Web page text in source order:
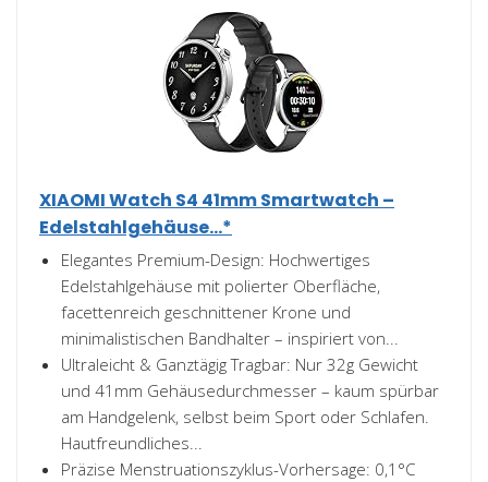
XIAOMI Watch S4 41mm Smartwatch –
Edelstahlgehäuse...*
Elegantes Premium-Design: Hochwertiges
Edelstahlgehäuse mit polierter Oberfläche,
facettenreich geschnittener Krone und
minimalistischen Bandhalter – inspiriert von...
Ultraleicht & Ganztägig Tragbar: Nur 32g Gewicht
und 41mm Gehäusedurchmesser – kaum spürbar
am Handgelenk, selbst beim Sport oder Schlafen.
Hautfreundliches...
Präzise Menstruationszyklus-Vorhersage: 0,1°C